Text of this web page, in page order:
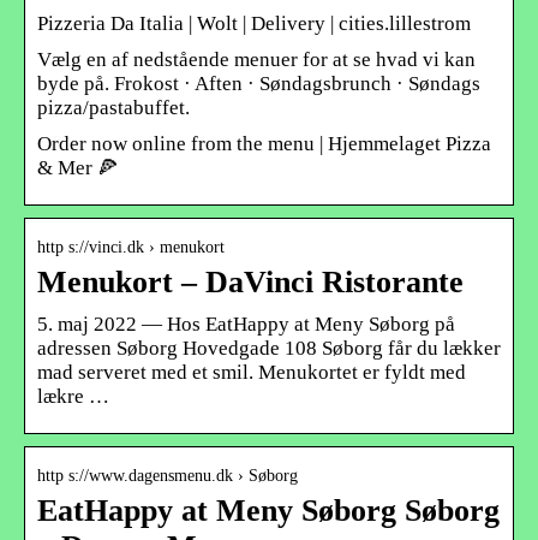
Pizzeria Da Italia | Wolt | Delivery | cities.lillestrom
Vælg en af nedstående menuer for at se hvad vi kan
byde på. Frokost · Aften · Søndagsbrunch · Søndags
pizza/pastabuffet.
Order now online from the menu | Hjemmelaget Pizza
& Mer 🍕
http s://vinci.dk › menukort
Menukort – DaVinci Ristorante
5. maj 2022 — Hos EatHappy at Meny Søborg på
adressen Søborg Hovedgade 108 Søborg får du lækker
mad serveret med et smil. Menukortet er fyldt med
lækre …
http s://www.dagensmenu.dk › Søborg
EatHappy at Meny Søborg Søborg